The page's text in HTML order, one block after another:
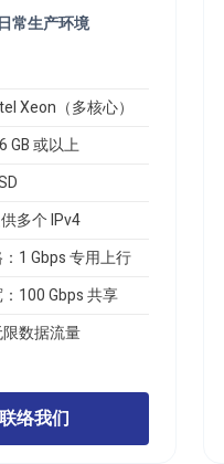
常生产环境
Xeon（多核心）
GB 或以上
多个 IPv4
1 Gbps 专用上行
100 Gbps 共享
数据流量
联络我们